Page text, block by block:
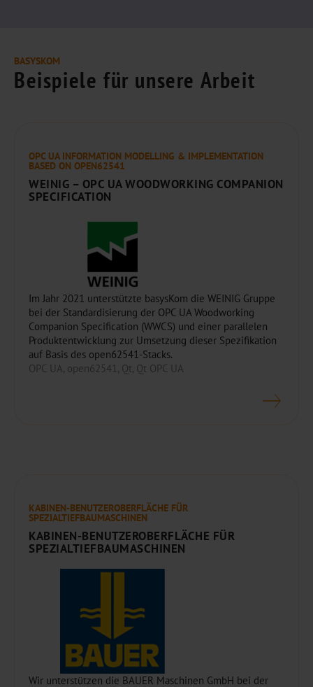
BASYSKOM
Beispiele für unsere Arbeit
OPC UA INFORMATION MODELLING & IMPLEMENTATION
BASED ON OPEN62541
WEINIG – OPC UA WOODWORKING COMPANION
SPECIFICATION
Im Jahr 2021 unterstützte basysKom die WEINIG Gruppe
bei der Standardisierung der OPC UA Woodworking
Companion Specification (WWCS) und einer parallelen
Produktentwicklung zur Umsetzung dieser Spezifikation
auf Basis des open62541-Stacks.
OPC UA, open62541, Qt, Qt OPC UA
KABINEN-BENUTZEROBERFLÄCHE FÜR
SPEZIALTIEFBAUMASCHINEN
KABINEN-BENUTZEROBERFLÄCHE FÜR
SPEZIALTIEFBAUMASCHINEN
Wir unterstützen die BAUER Maschinen GmbH bei der